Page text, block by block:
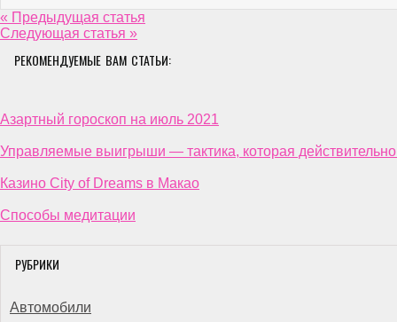
« Предыдущая статья
Следующая статья »
РЕКОМЕНДУЕМЫЕ ВАМ СТАТЬИ:
Азартный гороскоп на июль 2021
Управляемые выигрыши — тактика, которая
Казино City of Dreams в Макао
Способы медитации
РУБРИКИ
Автомобили